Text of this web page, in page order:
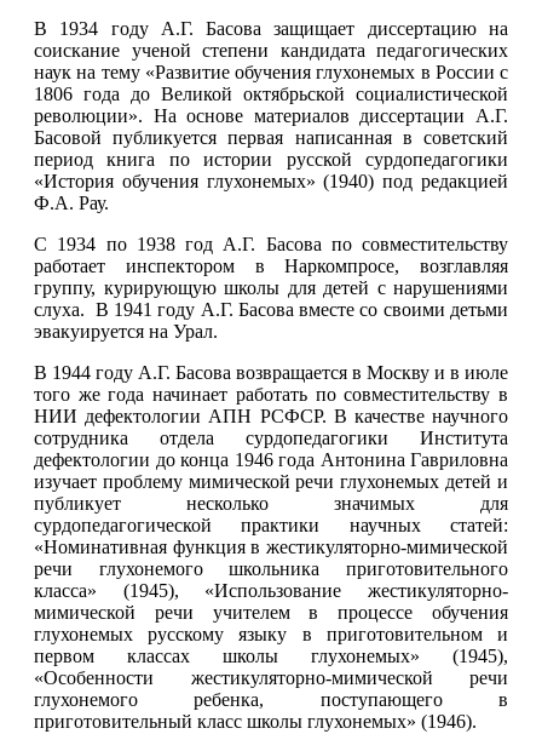
В 1934 году А.Г. Басова защищает диссертацию на
соискание ученой степени кандидата педагогических
наук на тему «Развитие обучения глухонемых в России с
1806 года до Великой октябрьской социалистической
революции». На основе материалов диссертации А.Г.
Басовой публикуется первая написанная в советский
период книга по истории русской сурдопедагогики
«История обучения глухонемых» (1940) под редакцией
Ф.А. Рау.
С 1934 по 1938 год А.Г. Басова по совместительству
работает инспектором в Наркомпросе, возглавляя
группу, курирующую школы для детей с нарушениями
слуха. В 1941 году А.Г. Басова вместе со своими детьми
эвакуируется на Урал.
В 1944 году А.Г. Басова возвращается в Москву и в июле
того же года начинает работать по совместительству в
НИИ дефектологии АПН РСФСР. В качестве научного
сотрудника отдела сурдопедагогики Института
дефектологии до конца 1946 года Антонина Гавриловна
изучает проблему мимической речи глухонемых детей и
публикует несколько значимых для
сурдопедагогической практики научных статей:
«Номинативная функция в жестикуляторно-мимической
речи глухонемого школьника приготовительного
класса» (1945), «Использование жестикуляторно-
мимической речи учителем в процессе обучения
глухонемых русскому языку в приготовительном и
первом классах школы глухонемых» (1945),
«Особенности жестикуляторно-мимической речи
глухонемого ребенка, поступающего в
приготовительный класс школы глухонемых» (1946).